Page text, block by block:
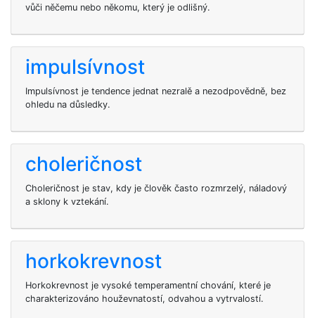
vůči něčemu nebo někomu, který je odlišný.
impulsívnost
Impulsívnost je tendence jednat nezralě a nezodpovědně, bez
ohledu na důsledky.
choleričnost
Choleričnost je stav, kdy je člověk často rozmrzelý, náladový
a sklony k vztekání.
horkokrevnost
Horkokrevnost je vysoké temperamentní chování, které je
charakterizováno houževnatostí, odvahou a vytrvalostí.